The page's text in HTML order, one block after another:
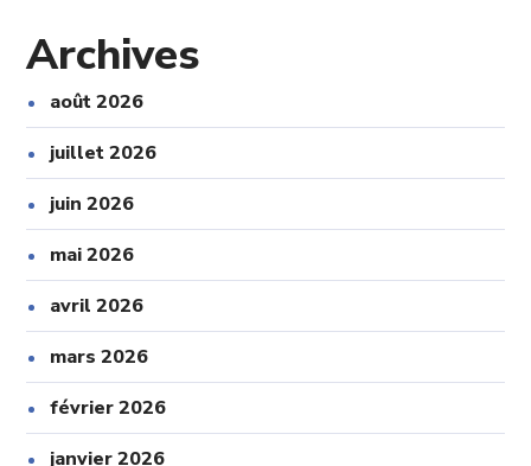
Archives
août 2026
juillet 2026
juin 2026
mai 2026
avril 2026
mars 2026
février 2026
janvier 2026